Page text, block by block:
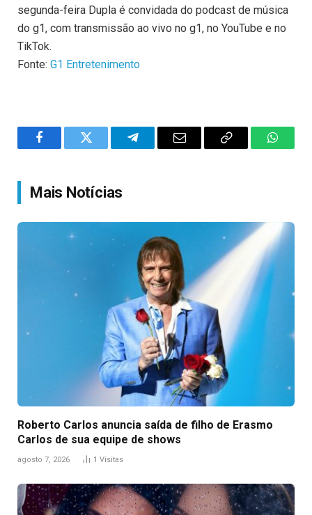
segunda-feira Dupla é convidada do podcast de música
do g1, com transmissão ao vivo no g1, no YouTube e no
TikTok.
Fonte: G1 Entretenimento
FacebookTwitter TelegramEmail
Copy
Mais Notícias
Roberto Carlos anuncia saída de filho de Erasmo
Carlos de sua equipe de shows
agosto 7, 2026 1 Visitas